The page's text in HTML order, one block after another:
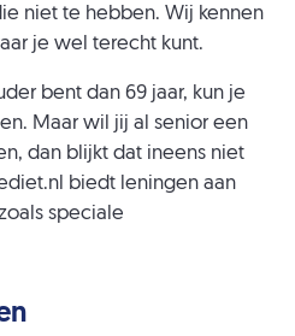
niet te hebben. Wij kennen
je wel terecht kunt.
bent dan 69 jaar, kun je
Maar wil jij al senior een
dan blijkt dat ineens niet
biedt leningen aan
speciale